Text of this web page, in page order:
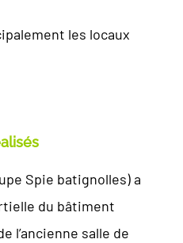
les locaux
Spie batignolles) a
du bâtiment
l’ancienne salle de